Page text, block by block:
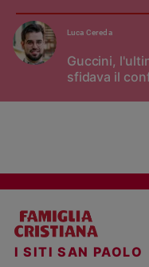
Guccini,
sfidava il
Luca Cereda
I SITI SAN PAOLO